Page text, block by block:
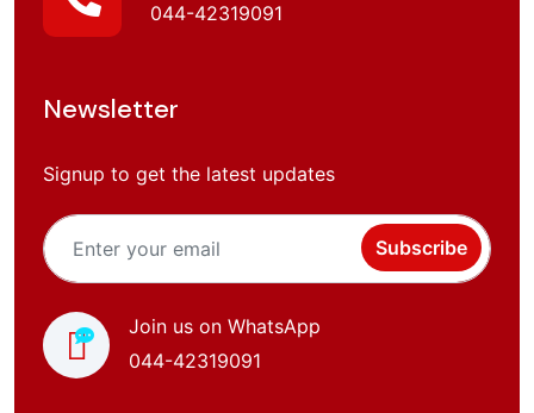
044-42319091
Newsletter
Signup to get the latest updates
Subscribe
Join us on WhatsApp
044-42319091